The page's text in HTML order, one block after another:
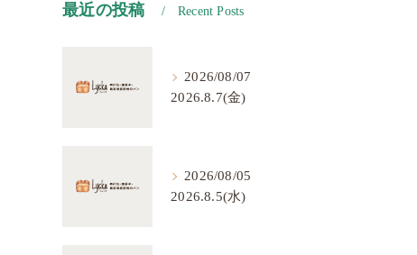
最近の投稿 Recent Posts
2026/08/07
2026.8.7(金)
2026/08/05
2026.8.5(水)